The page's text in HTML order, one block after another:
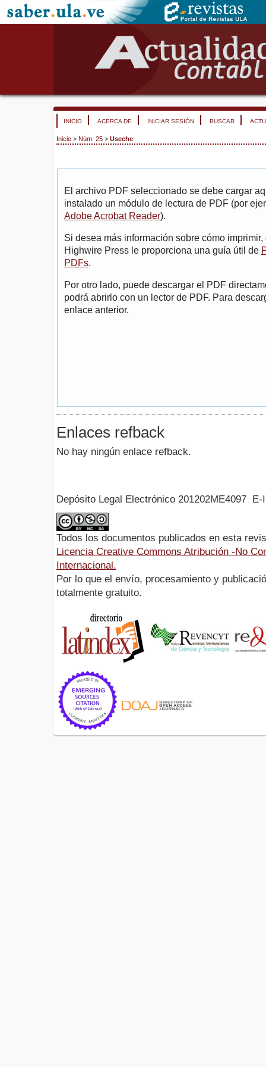
INICIO ACERCA DE INICIAR SESIÓN BUSCAR
Inicio > Núm. 25 > Useche
El archivo PDF seleccionado se debe cargar
instalado un módulo de lectura de PDF (por
Adobe Acrobat Reader).
Si desea más información sobre cómo
Highwire Press le proporciona una guía útil de
PDFs.
Por otro lado, puede descargar el PDF
podrá abrirlo con un lector de PDF. Para
enlace anterior.
Enlaces refback
No hay ningún enlace refback.
Depósito Legal Electrónico 201202ME4097 E-
Todos los documentos publicados en esta
Licencia Creative Commons Atribución -No
Internacional.
Por lo que el envío, procesamiento y
totalmente gratuito.